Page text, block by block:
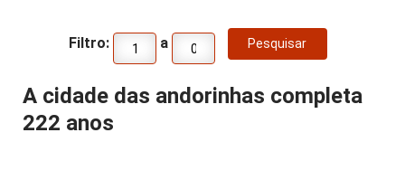
Filtro: a
A cidade das andorinhas completa
222 anos